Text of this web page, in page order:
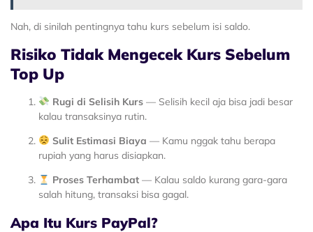
Nah, di sinilah pentingnya tahu kurs sebelum isi saldo.
Risiko Tidak Mengecek Kurs Sebelum
Top Up
Rugi di Selisih Kurs— Selisih kecil aja bisa jadi besar
kalau transaksinya rutin.
Sulit Estimasi Biaya — Kamu nggak tahu berapa
rupiah yang harus disiapkan.
Proses Terhambat— Kalau saldo kurang gara-gara
salah hitung, transaksi bisa gagal.
Apa Itu Kurs PayPal?